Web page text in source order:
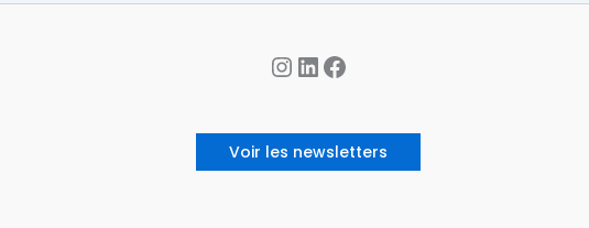
Instagram
LinkedInFacebook
Voir les newsletters